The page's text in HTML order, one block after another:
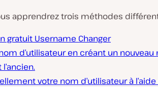
apprendrez trois méthodes
gratuit Username Changer
d’utilisateur en créant un nouveau
votre nom d’utilisateur à